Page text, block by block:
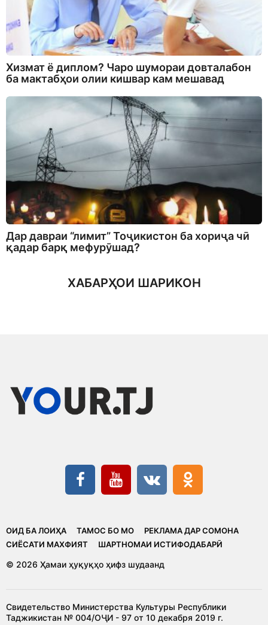
Хизмат ё диплом? Чаро шумораи довталабон
ба мактабҳои олии кишвар кам мешавад
Дар давраи “лимит” Тоҷикистон ба хориҷа чӣ
қадар барқ мефурӯшад?
ХАБАРҲОИ ШАРИКОН
ОИД БА ЛОИҲА ТАМОС БО МО
РЕКЛАМА ДАР СОМОНА
CИЁСАТИ МАХФИЯТ
ШАРТНОМАИ ИСТИФОДАБАРӢ
© 2026 Ҳамаи ҳуқуқҳо ҳифз шудаанд
Свидетельство Министерства Культуры Республики
Таджикистан № 004/ОҶИ - 97 от 10 декабря 2019 г.